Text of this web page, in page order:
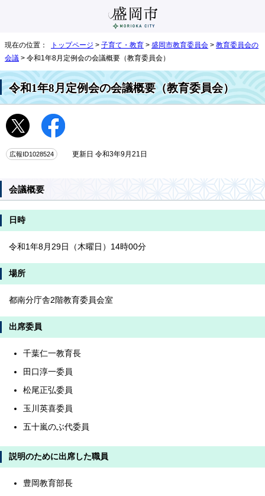
現在の位置： トップページ > 子育て・教育 > 盛岡市教育委員会 > 教育委員会の
会議 > 令和1年8月定例会の会議概要（教育委員会）
令和1年8月定例会の会議概要（教育委員会）
広報ID1028524 更新日 令和3年9月21日
会議概要
日時
令和1年8月29日（木曜日）14時00分
場所
都南分庁舎2階教育委員会室
出席委員
千葉仁一教育長
田口淳一委員
松尾正弘委員
玉川英喜委員
五十嵐のぶ代委員
説明のために出席した職員
豊岡教育部長